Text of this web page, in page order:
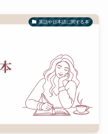
英語や日本語に関する本